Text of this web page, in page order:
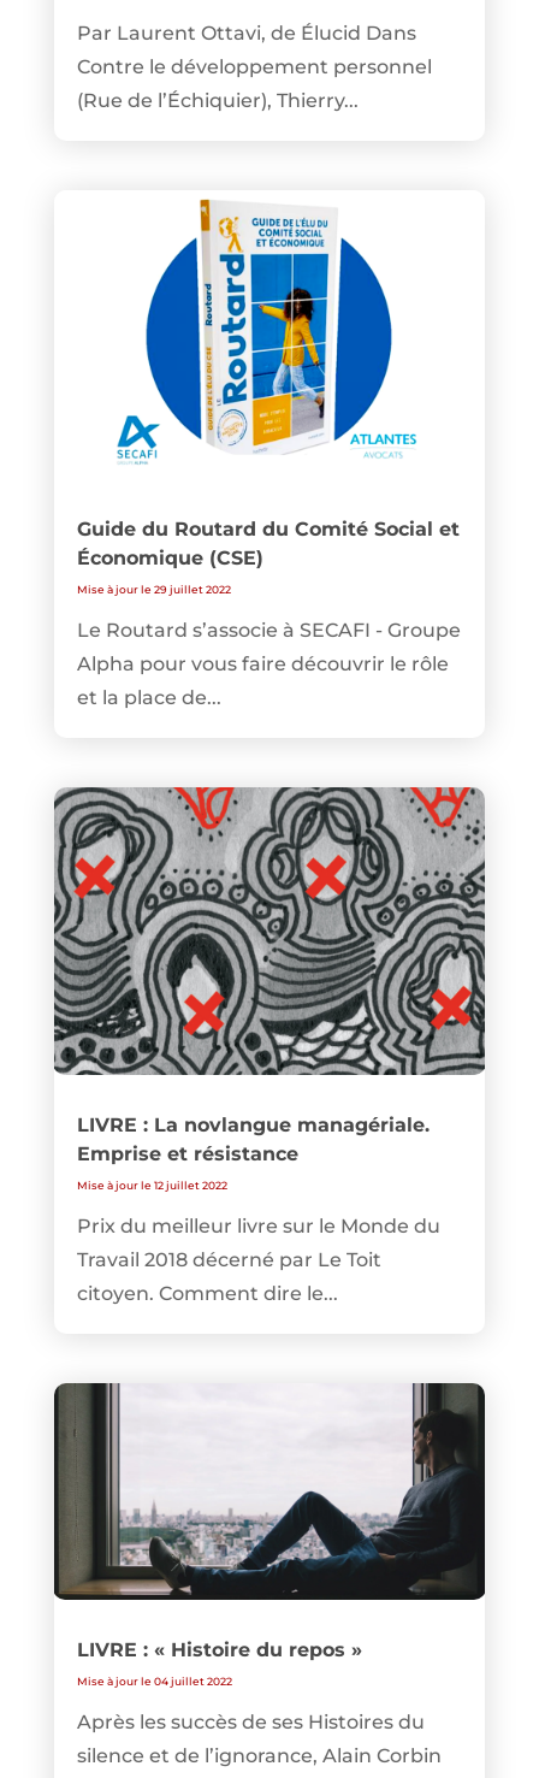
Par Laurent Ottavi, de Élucid Dans
Contre le développement personnel
(Rue de l’Échiquier), Thierry...
Guide du Routard du Comité Social et
Économique (CSE)
Mise à jour le 29 juillet 2022
Le Routard s’associe à SECAFI - Groupe
Alpha pour vous faire découvrir le rôle
et la place de...
LIVRE : La novlangue managériale.
Emprise et résistance
Mise à jour le 12 juillet 2022
Prix du meilleur livre sur le Monde du
Travail 2018 décerné par Le Toit
citoyen. Comment dire le...
LIVRE : « Histoire du repos »
Mise à jour le 04 juillet 2022
Après les succès de ses Histoires du
silence et de l’ignorance, Alain Corbin